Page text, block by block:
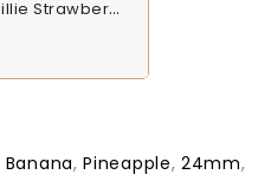
Shimano - TX1 Boillie Strawberry 20mm 1kg - Bojli Eper - (TX1SBB201000)
Banana,Pineapple,24mm,